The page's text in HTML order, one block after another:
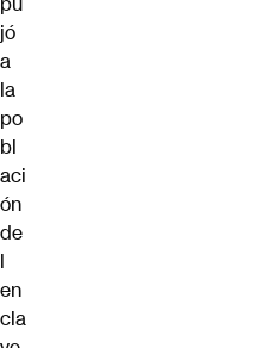
jó
a
la
po
bl
aci
ón
de
l
en
cla